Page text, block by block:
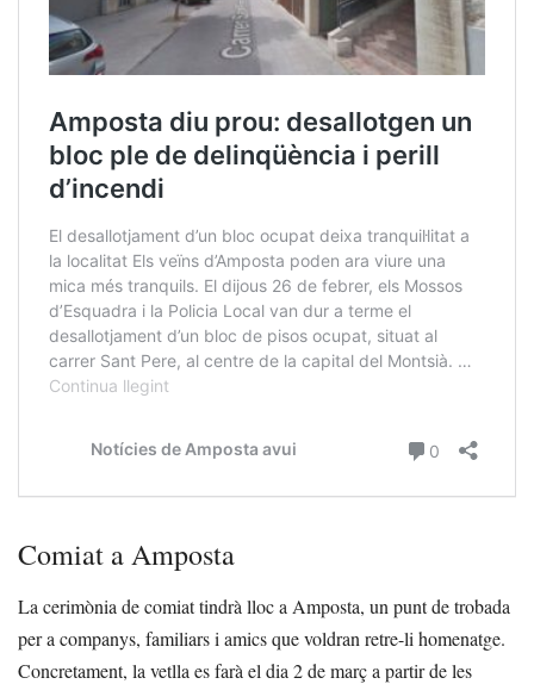
Comiat a Amposta
La cerimònia de comiat tindrà lloc a Amposta, un punt de trobada
per a companys, familiars i amics que voldran retre-li homenatge.
Concretament, la vetlla es farà el dia 2 de març a partir de les